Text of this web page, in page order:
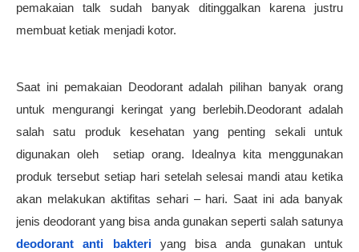
pemakaian talk sudah banyak ditinggalkan karena justru
membuat ketiak menjadi kotor.
Saat ini pemakaian Deodorant adalah pilihan banyak orang
untuk mengurangi keringat yang berlebih.Deodorant adalah
salah satu produk kesehatan yang penting sekali untuk
digunakan oleh  setiap orang. Idealnya kita menggunakan
produk tersebut setiap hari setelah selesai mandi atau ketika
akan melakukan aktifitas sehari – hari. Saat ini ada banyak
deodorant anti bakteri
yang bisa anda gunakan untuk